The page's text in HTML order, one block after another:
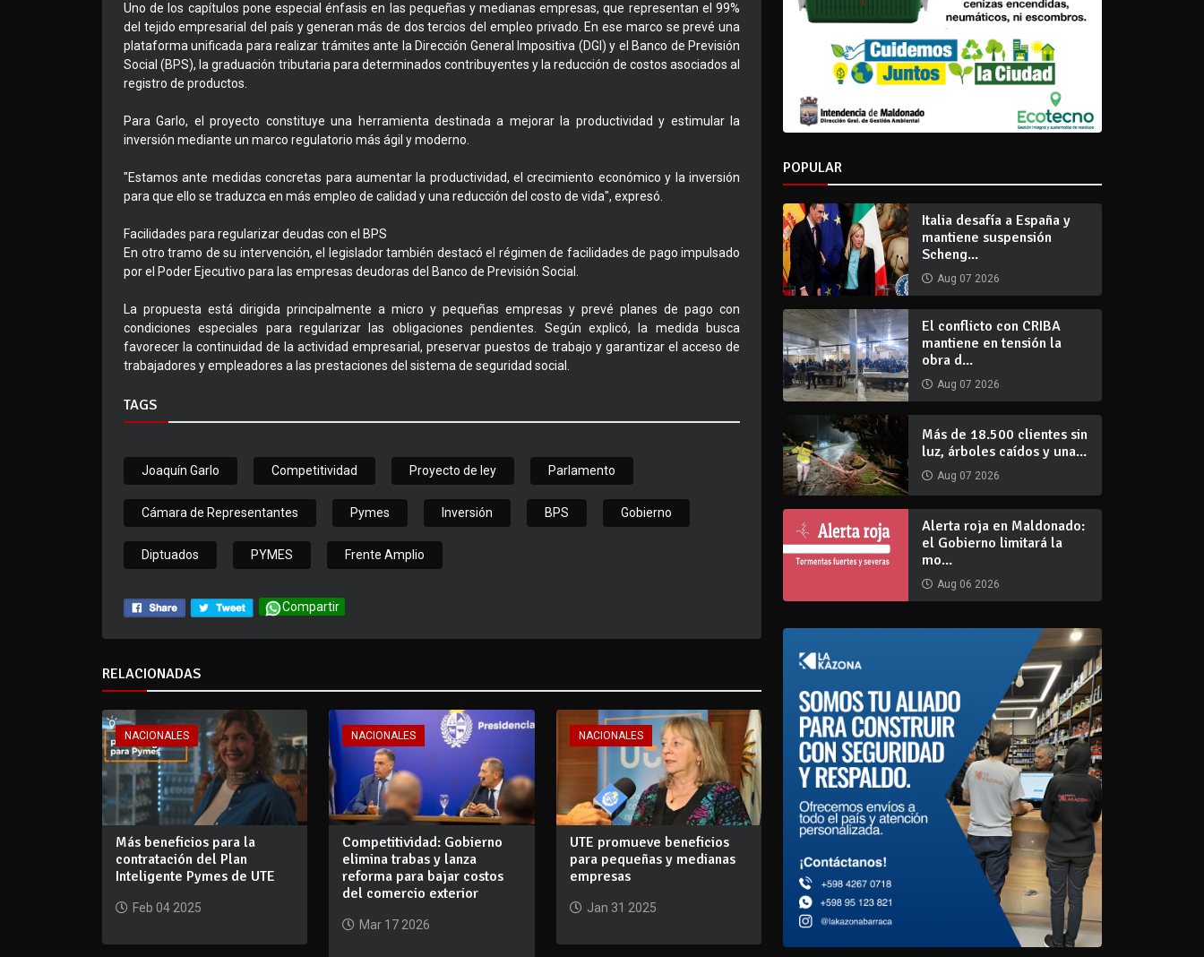
Uno de los capítulos pone especial énfasis en las pequeñas y medianas empresas, que representan el 99%
del tejido empresarial del país y generan más de dos tercios del empleo privado. En ese marco se prevé una
plataforma unificada para realizar trámites ante la Dirección General Impositiva (DGI) y el Banco de Previsión
Social (BPS), la graduación tributaria para determinados contribuyentes y la reducción de costos asociados al
registro de productos.
Para Garlo, el proyecto constituye una herramienta destinada a mejorar la productividad y estimular la
inversión mediante un marco regulatorio más ágil y moderno.
"Estamos ante medidas concretas para aumentar la productividad, el crecimiento económico y la inversión
para que ello se traduzca en más empleo de calidad y una reducción del costo de vida", expresó.
Facilidades para regularizar deudas con el BPS
En otro tramo de su intervención, el legislador también destacó el régimen de facilidades de pago impulsado
por el Poder Ejecutivo para las empresas deudoras del Banco de Previsión Social.
La propuesta está dirigida principalmente a micro y pequeñas empresas y prevé planes de pago con
condiciones especiales para regularizar las obligaciones pendientes. Según explicó, la medida busca
favorecer la continuidad de la actividad empresarial, preservar puestos de trabajo y garantizar el acceso de
trabajadores y empleadores a las prestaciones del sistema de seguridad social.
TAGS
Joaquín Garlo Competitividad Proyecto de ley Parlamento
Cámara de Representantes Pymes Inversión BPS Gobierno
Diptuados PYMES Frente Amplio
Compartir
RELACIONADAS
NACIONALES
Más beneficios para la
contratación del Plan
Inteligente Pymes de UTE
Feb 04 2025
NACIONALES
Competitividad: Gobierno
elimina trabas y lanza
reforma para bajar costos
del comercio exterior
Mar 17 2026
NACIONALES
UTE promueve beneficios
para pequeñas y medianas
empresas
Jan 31 2025
POPULAR
Italia desafía a España y
mantiene suspensión
Scheng...
Aug 07 2026
El conflicto con CRIBA
mantiene en tensión la
obra d...
Aug 07 2026
Más de 18.500 clientes sin
luz, árboles caídos y una...
Aug 07 2026
Alerta roja en Maldonado:
el Gobierno limitará la
mo...
Aug 06 2026